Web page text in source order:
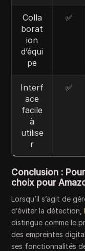
Colla
borat
ion
d’équi
pe
✅
Interf
ace
facile
à
utilise
r
✅
Conclusion :
choix pour
Lorsqu’il s’agit de
d’éviter la détection,
distingue comme le
des empreintes
ses fonctionnalités